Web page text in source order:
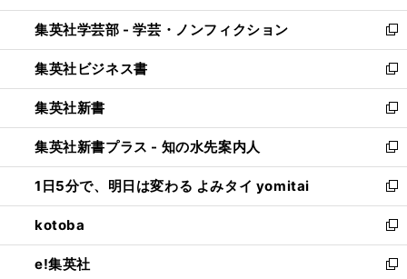
開
く
ウ
で
開
く
ン
ド
ウ
で
開
く
ウ
ィ
ン
ド
ウ
で
開
く
集英社学芸部 - 学芸・ノンフィクション
新
し
い
ウ
ィ
ン
ド
ウ
で
開
く
集英社ビジネス書
新
し
い
ウ
ィ
ン
ド
ウ
で
開
く
集英社新書
新
し
い
ウ
ィ
ン
ド
ウ
で
集英社新書プラス - 知の水先案内人
新
し
い
ウ
ィ
ン
ド
1日5分で、明日は変わる よみタイ yomitai
新
し
い
ウ
ィ
kotoba
新
し
い
e!集英社
新